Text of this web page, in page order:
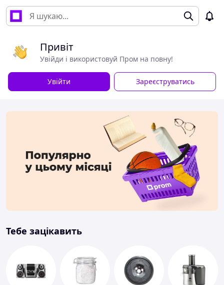
Привіт
Увійди і використовуй Пром на повну!
Увійти Зареєструватись
Тебе зацікавить